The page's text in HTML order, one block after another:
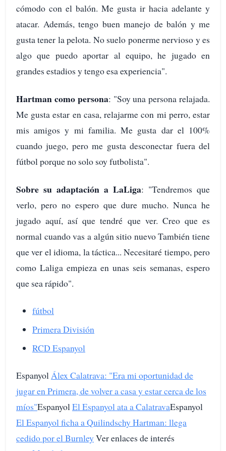
cómodo con el balón. Me gusta ir hacia adelante y
atacar. Además, tengo buen manejo de balón y me
gusta tener la pelota. No suelo ponerme nervioso y es
algo que puedo aportar al equipo, he jugado en
grandes estadios y tengo esa experiencia".
Hartman como persona: "Soy una persona relajada.
Me gusta estar en casa, relajarme con mi perro, estar
mis amigos y mi familia. Me gusta dar el 100%
cuando juego, pero me gusta desconectar fuera del
fútbol porque no solo soy futbolista".
Sobre su adaptación a LaLiga: "Tendremos que
verlo, pero no espero que dure mucho. Nunca he
jugado aquí, así que tendré que ver. Creo que es
normal cuando vas a algún sitio nuevo También tiene
que ver el idioma, la táctica... Necesitaré tiempo, pero
como Laliga empieza en unas seis semanas, espero
que sea rápido".
fútbol
Primera División
RCD Espanyol
EspanyolÁlex Calatrava: "Era mi oportunidad de
jugar en Primera, de volver a casa y estar cerca de los
míos"EspanyolEl Espanyol ata a CalatravaEspanyol
El Espanyol ficha a Quilindschy Hartman: llega
cedido por el BurnleyVer enlaces de interés